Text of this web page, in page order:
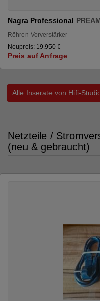
Nagra Professional
Röhren-Vorverstärker
Neupreis: 19.950 €
Preis auf Anfrage
Alle Inserate von Hifi-
Netzteile /
(neu & gebraucht)